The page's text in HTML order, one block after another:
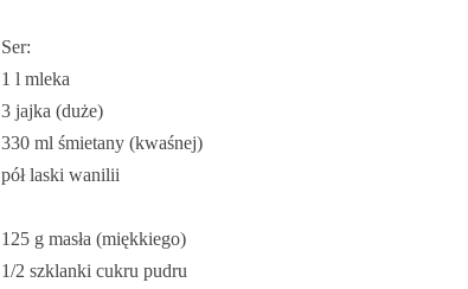
Ser:
1 l mleka
3 jajka (duże)
330 ml śmietany (kwaśnej)
pół laski wanilii
125 g masła (miękkiego)
1/2 szklanki cukru pudru